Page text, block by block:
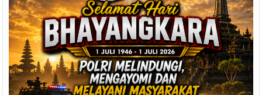
Bali
diusulkan
dalam
Rapat
Paripurna
ke-
12
DPRD
Provinsi